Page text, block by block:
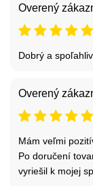
Overený
Dobrý a
Overený
Mám veľmi
Po doručení
vyriešil k mojej